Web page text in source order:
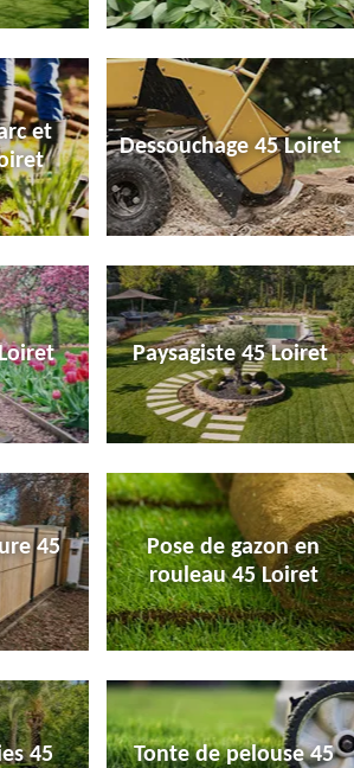
et
Dessouchage 45 Loiret
Paysagiste 45 Loiret
45
Pose de gazon en
rouleau 45 Loiret
45
Tonte de pelouse 45